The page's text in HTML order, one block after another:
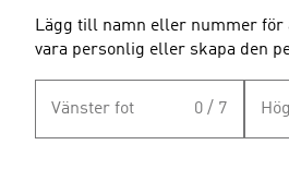
Lägg till namn eller nummer för
vara personlig eller skapa den
Vänster fot 0 / 7